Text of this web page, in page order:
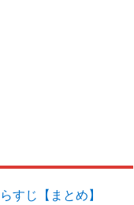
すじ【まとめ】